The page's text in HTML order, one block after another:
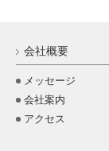
会社概要
メッセージ
会社案内
アクセス